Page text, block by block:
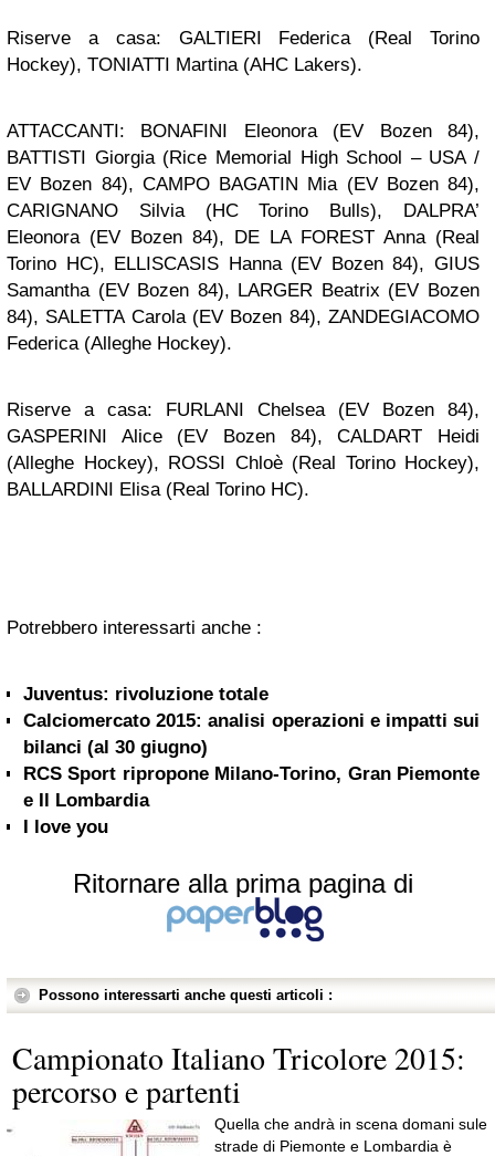
Riserve a casa: GALTIERI Federica (Real Torino
Hockey), TONIATTI Martina (AHC Lakers).
ATTACCANTI: BONAFINI Eleonora (EV Bozen 84),
BATTISTI Giorgia (Rice Memorial High School – USA /
EV Bozen 84), CAMPO BAGATIN Mia (EV Bozen 84),
CARIGNANO Silvia (HC Torino Bulls), DALPRA’
Eleonora (EV Bozen 84), DE LA FOREST Anna (Real
Torino HC), ELLISCASIS Hanna (EV Bozen 84), GIUS
Samantha (EV Bozen 84), LARGER Beatrix (EV Bozen
84), SALETTA Carola (EV Bozen 84), ZANDEGIACOMO
Federica (Alleghe Hockey).
Riserve a casa: FURLANI Chelsea (EV Bozen 84),
GASPERINI Alice (EV Bozen 84), CALDART Heidi
(Alleghe Hockey), ROSSI Chloè (Real Torino Hockey),
BALLARDINI Elisa (Real Torino HC).
Potrebbero interessarti anche :
Juventus: rivoluzione totale
Calciomercato 2015: analisi operazioni e impatti sui
bilanci (al 30 giugno)
RCS Sport ripropone Milano-Torino, Gran Piemonte
e Il Lombardia
I love you
Ritornare alla prima pagina di
Possono interessarti anche questi articoli :
Campionato Italiano Tricolore 2015:
percorso e partenti
Quella che andrà in scena domani sule
strade di Piemonte e Lombardia è